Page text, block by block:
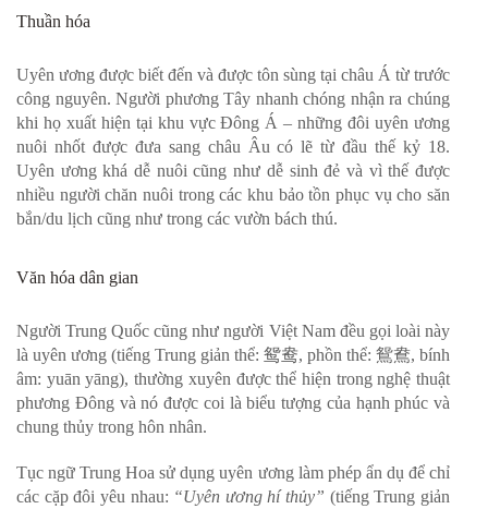
Thuần hóa
Uyên ương được biết đến và được tôn sùng tại châu Á từ trước
công nguyên. Người phương Tây nhanh chóng nhận ra chúng
khi họ xuất hiện tại khu vực Đông Á – những đôi uyên ương
nuôi nhốt được đưa sang châu Âu có lẽ từ đầu thế kỷ 18.
Uyên ương khá dễ nuôi cũng như dễ sinh đẻ và vì thế được
nhiều người chăn nuôi trong các khu bảo tồn phục vụ cho săn
bắn/du lịch cũng như trong các vườn bách thú.
Văn hóa dân gian
Người Trung Quốc cũng như người Việt Nam đều gọi loài này
là uyên ương (tiếng Trung giản thể: 鸳鸯, phồn thể: 鴛鴦, bính
âm: yuān yāng), thường xuyên được thể hiện trong nghệ thuật
phương Đông và nó được coi là biểu tượng của hạnh phúc và
chung thủy trong hôn nhân.
Tục ngữ Trung Hoa sử dụng uyên ương làm phép ẩn dụ để chỉ
các cặp đôi yêu nhau: “Uyên ương hí thủy” (tiếng Trung giản